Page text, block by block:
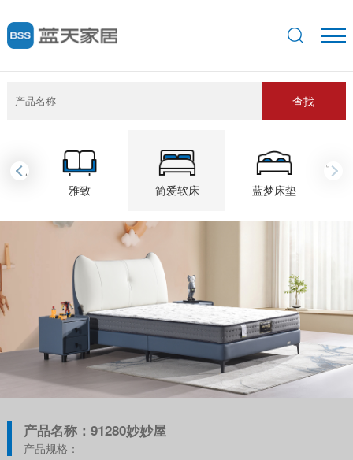
查找
雅致 简爱软床 蓝梦床垫
‹ ›
产品名称：91280妙妙屋
产品规格：